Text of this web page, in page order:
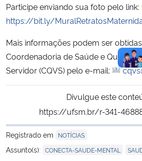
Participe enviando sua foto pelo link:
https://bit.ly/
Mais informações podem ser
Coordenadoria de Saúde e
Servidor (CQVS) pelo e-mail:
Divulgue este
https://ufsm.br/r-341-
Registrado em
NOTÍCIAS
Assunto(s): CONECTA-SAUDE-MENTAL